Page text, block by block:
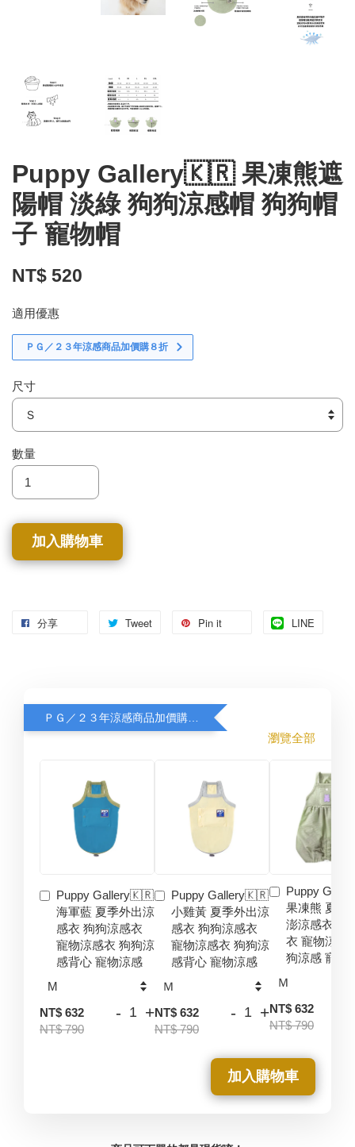
Puppy Gallery🇰🇷 果凍熊遮
陽帽 淡綠 狗狗涼感帽 狗狗帽
子 寵物帽
NT$ 520
適用優惠
ＰＧ／２３年涼感商品加價購８折
尺寸
數量
加入購物車
分享 Tweet Pin it LINE
瀏覽全部
Puppy Gallery🇰🇷
海軍藍 夏季外出涼
感衣 狗狗涼感衣
寵物涼感衣 狗狗涼
感背心 寵物涼感
NT$ 632
NT$ 790
- +
Puppy Gallery🇰🇷
小雞黃 夏季外出涼
感衣 狗狗涼感衣
寵物涼感衣 狗狗涼
感背心 寵物涼感
NT$ 632
NT$ 790
- +
Puppy
果凍熊 夏季
澎涼感衣 狗
衣 寵物涼感
狗涼感 寵物
NT$ 632
NT$ 790
加入購物車